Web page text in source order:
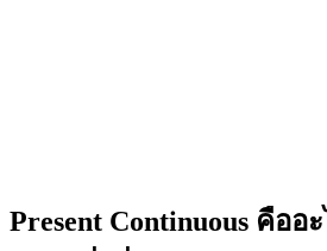
Present Continuous คืออ